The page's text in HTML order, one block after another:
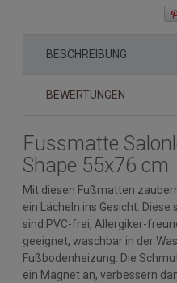
BESCHREIBUNG
BEWERTUNGEN
Fussmatte
Shape 55x76 cm
Mit diesen Fußmatten
ein Lächeln ins Gesicht.
sind PVC-frei, Allergiker-
geeignet, waschbar in der
Fußbodenheizung. Die
ein Magnet an, verbessern